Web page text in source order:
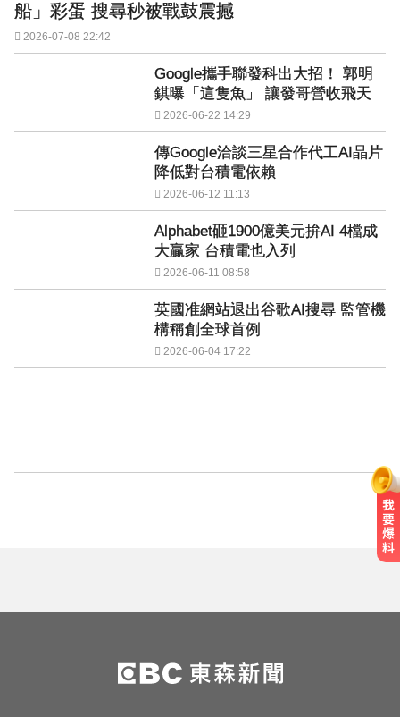
船」彩蛋 搜尋秒被戰鼓震撼
2026-07-08 22:42
Google攜手聯發科出大招！ 郭明
錤曝「這隻魚」 讓發哥營收飛天
2026-06-22 14:29
傳Google洽談三星合作代工AI晶片
降低對台積電依賴
2026-06-12 11:13
Alphabet砸1900億美元拚AI 4檔成
大贏家 台積電也入列
2026-06-11 08:58
英國准網站退出谷歌AI搜尋 監管機
構稱創全球首例
2026-06-04 17:22